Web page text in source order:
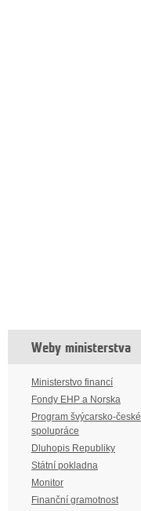
Weby ministerstva
Ministerstvo financí
Fondy EHP a Norska
Program švýcarsko-české
spolupráce
Dluhopis Republiky
Státní pokladna
Monitor
Finanční gramotnost